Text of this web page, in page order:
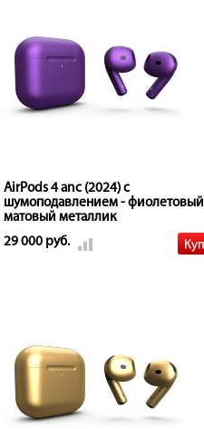
AirPods 4 anc (2024) с
шумоподавлением - фиолетовый
матовый металлик
29 000 руб.